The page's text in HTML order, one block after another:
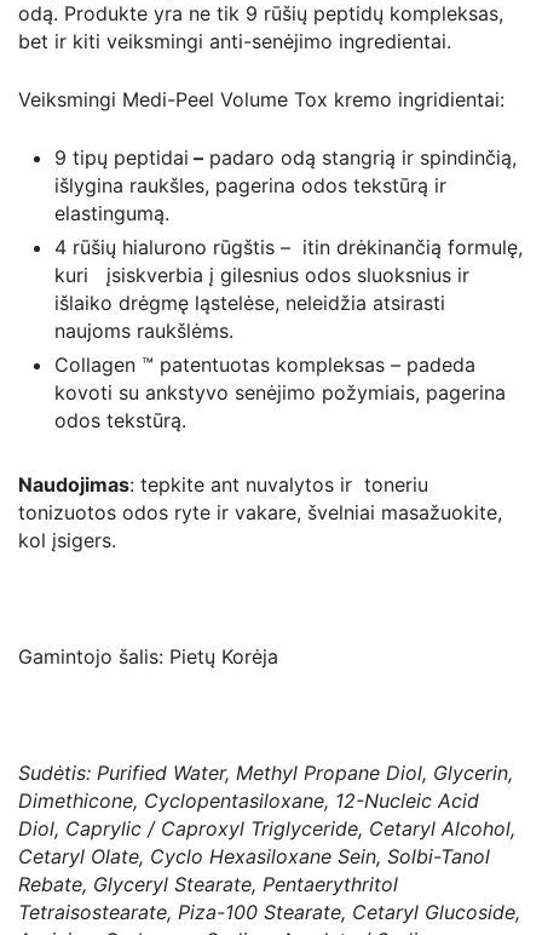
odą. Produkte yra ne tik 9 rūšių peptidų kompleksas,
bet ir kiti veiksmingi anti-senėjimo ingredientai.
Veiksmingi Medi-Peel Volume Tox kremo ingridientai:
9 tipų peptidai – padaro odą stangrią ir spindinčią,
išlygina raukšles, pagerina odos tekstūrą ir
elastingumą.
4 rūšių hialurono rūgštis – itin drėkinančią formulę,
kuri įsiskverbia į gilesnius odos sluoksnius ir
išlaiko drėgmę ląstelėse, neleidžia atsirasti
naujoms raukšlėms.
Collagen ™ patentuotas kompleksas – padeda
kovoti su ankstyvo senėjimo požymiais, pagerina
odos tekstūrą.
Naudojimas: tepkite ant nuvalytos ir toneriu
tonizuotos odos ryte ir vakare, švelniai masažuokite,
kol įsigers.
Gamintojo šalis: Pietų Korėja
Sudėtis: Purified Water, Methyl Propane Diol, Glycerin,
Dimethicone, Cyclopentasiloxane, 12-Nucleic Acid
Diol, Caprylic / Caproxyl Triglyceride, Cetaryl Alcohol,
Cetaryl Olate, Cyclo Hexasiloxane Sein, Solbi-Tanol
Rebate, Glyceryl Stearate, Pentaerythritol
Tetraisostearate, Piza-100 Stearate, Cetaryl Glucoside,